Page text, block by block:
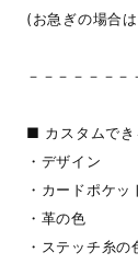
(お急ぎの場合
－－－－－－－
■ カスタムでき
・デザイン
・カードポケッ
・革の色
・ステッチ糸の